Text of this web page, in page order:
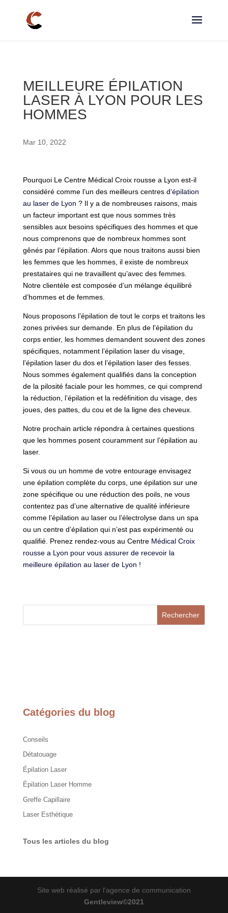
MEILLEURE ÉPILATION
LASER À LYON POUR LES
HOMMES
Mar 10, 2022
Pourquoi Le Centre Médical Croix rousse a Lyon est-il
considéré comme l’un des meilleurs centres d‘épilation
au laser de Lyon ? Il y a de nombreuses raisons, mais
un facteur important est que nous sommes très
sensibles aux besoins spécifiques des hommes et que
nous comprenons que de nombreux hommes sont
gênés par l’épilation. Alors que nous traitons aussi bien
les femmes que les hommes, il existe de nombreux
prestataires qui ne travaillent qu’avec des femmes.
Notre clientèle est composée d’un mélange équilibré
d’hommes et de femmes.
Nous proposons l’épilation de tout le corps et traitons les
zones privées sur demande. En plus de l’épilation du
corps entier, les hommes demandent souvent des zones
spécifiques, notamment l’épilation laser du visage,
l’épilation laser du dos et l’épilation laser des fesses.
Nous sommes également qualifiés dans la conception
de la pilosité faciale pour les hommes, ce qui comprend
la réduction, l’épilation et la redéfinition du visage, des
joues, des pattes, du cou et de la ligne des cheveux.
Notre prochain article répondra à certaines questions
que les hommes posent couramment sur l’épilation au
laser.
Si vous ou un homme de votre entourage envisagez
une épilation complète du corps, une épilation sur une
zone spécifique ou une réduction des poils, ne vous
contentez pas d’une alternative de qualité inférieure
comme l’épilation au laser ou l’électrolyse dans un spa
ou un centre d’épilation qui n’est pas expérimenté ou
qualifié. Prenez rendez-vous au Centre Médical Croix
rousse a Lyon pour vous assurer de recevoir la
meilleure épilation au laser de Lyon !
Rechercher
Catégories du blog
Conseils
Détatouage
Épilation Laser
Épilation Laser Homme
Greffe Capillaire
Laser Esthétique
Tous les articles du blog
Site web réalisé par l'agence de communication
Gentleview©2021